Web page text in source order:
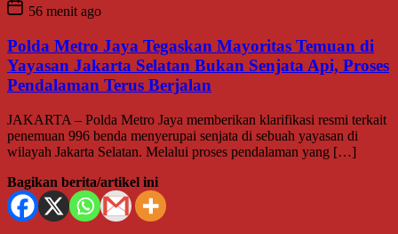
56 menit ago
Polda Metro Jaya Tegaskan Mayoritas Temuan di
Yayasan Jakarta Selatan Bukan Senjata Api, Proses
Pendalaman Terus Berjalan
JAKARTA – Polda Metro Jaya memberikan klarifikasi resmi terkait
penemuan 996 benda menyerupai senjata di sebuah yayasan di
wilayah Jakarta Selatan. Melalui proses pendalaman yang […]
Bagikan berita/artikel ini